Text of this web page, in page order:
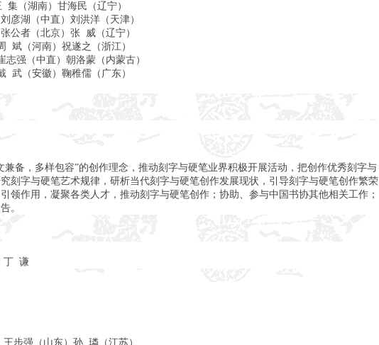
（湖南）甘海民（辽宁）
彦湖（中直）刘洪洋（天津）
公者（北京）张 威（辽宁）
斌（河南）祝遂之（浙江）
强（中直）朝洛蒙（内蒙古）
武（安徽）鞠稚儒（广东）
兼备，多样包容”的创作理念，推动刻字与硬笔业界积极开展活动，把创作优秀刻字与
刻字与硬笔艺术规律，研析当代刻字与硬笔创作发展现状，引导刻字与硬笔创作繁荣
领作用，凝聚各类人才，推动刻字与硬笔创作；协助、参与中国书协其他相关工作；
。
丁 谦
步强（山东）孙 璘（江苏）